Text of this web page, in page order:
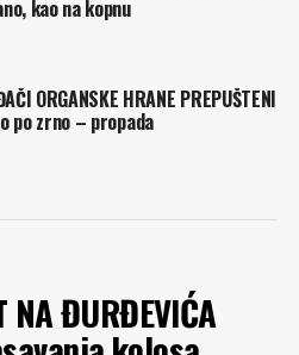
kao na kopnu
ORGANSKE HRANE PREPUŠTENI
po zrno – propada
NA ĐURĐEVIĆA